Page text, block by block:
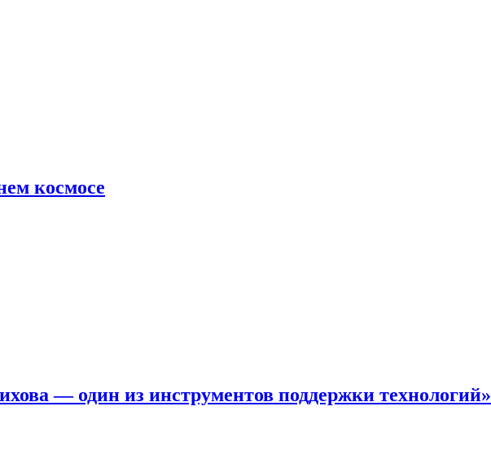
космосе
— один из инструментов поддержки технологий»